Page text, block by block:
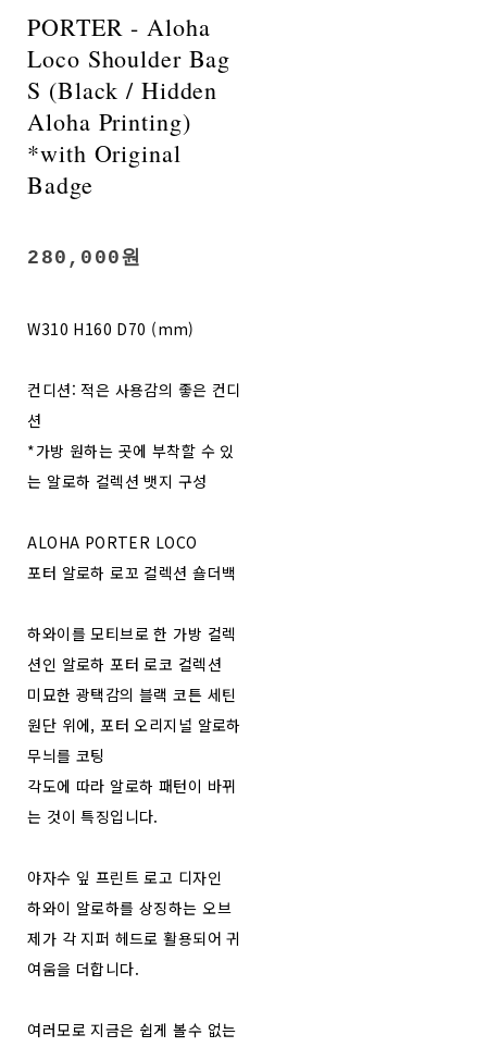
PORTER - Aloha
Loco Shoulder Bag
S (Black / Hidden
Aloha Printing)
*with Original
Badge
280,000원
W310 H160 D70 (mm)
컨디션: 적은 사용감의 좋은 컨디
션
*가방 원하는 곳에 부착할 수 있
는 알로하 컬렉션 뱃지 구성
ALOHA PORTER LOCO
포터 알로하 로꼬 컬렉션 숄더백
하와이를 모티브로 한 가방 컬렉
션인 알로하 포터 로코 컬렉션
미묘한 광택감의 블랙 코튼 세틴
원단 위에, 포터 오리지널 알로하
무늬를 코팅
각도에 따라 알로하 패턴이 바뀌
는 것이 특징입니다.
야자수 잎 프린트 로고 디자인
하와이 알로하를 상징하는 오브
제가 각 지퍼 헤드로 활용되어 귀
여움을 더합니다.
여러모로 지금은 쉽게 볼수 없는